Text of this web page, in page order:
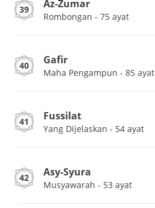
39 Az-Zumar
Rombongan - 75 ayat
40 Gafir
Maha Pengampun - 85 ayat
41 Fussilat
Yang Dijelaskan - 54 ayat
42 Asy-Syura
Musyawarah - 53 ayat